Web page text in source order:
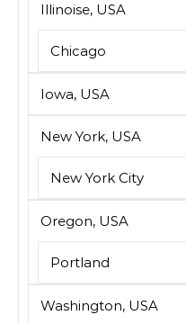
Illinoise, USA
Chicago
Iowa, USA
New York, USA
New York City
Oregon, USA
Portland
Washington, USA